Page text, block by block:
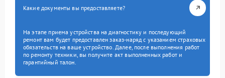
Какие документы вы предоставляете?
На этапе приема устройства на диагностику и последующий
ремонт вам будет предоставлен заказ-наряд с указанием страховых
обязательств на ваше устройство. Далее, после выполнения работ
по ремонту техники, вы получите акт выполненных работ и
гарантийный талон.